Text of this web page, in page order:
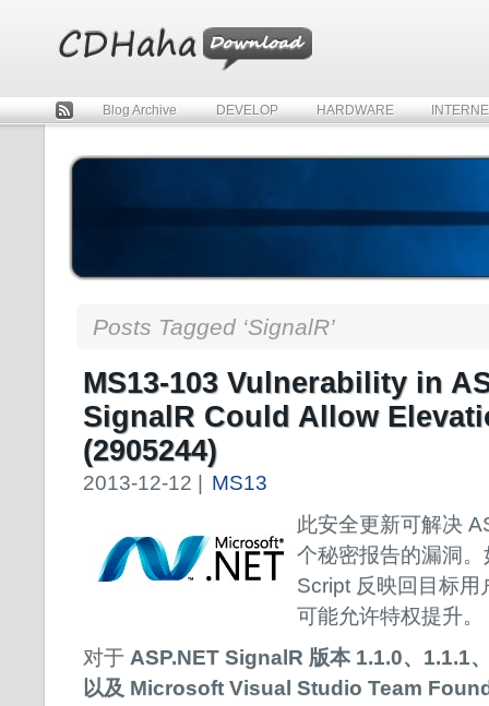
Rss
Blog Archive DEVELOP HARDWARE
Posts Tagged ‘SignalR’
MS13-103 Vulnerability in
SignalR Could Allow
(2905244)
2013-12-12 |
MS13
此安全更新可解决
个秘密报告的漏洞
Script 反映回目标用
可能允许特权提升。
对于 ASP.NET SignalR 版本 1.1.0、1.1.1
以及 Microsoft Visual Studio Team